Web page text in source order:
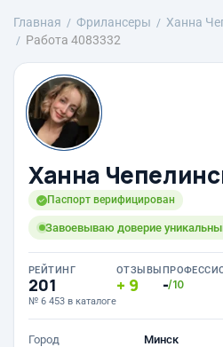
Главная Фрилансеры Ханна
Работа 4083332
Ханна
Паспорт верифицирован
Завоевываю доверие
РЕЙТИНГ
201
№ 6 453 в каталоге
ОТЗЫВЫ
9 -/10
Город
Минск